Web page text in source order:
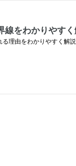
をわかりやすく
理由をわかりやすく解